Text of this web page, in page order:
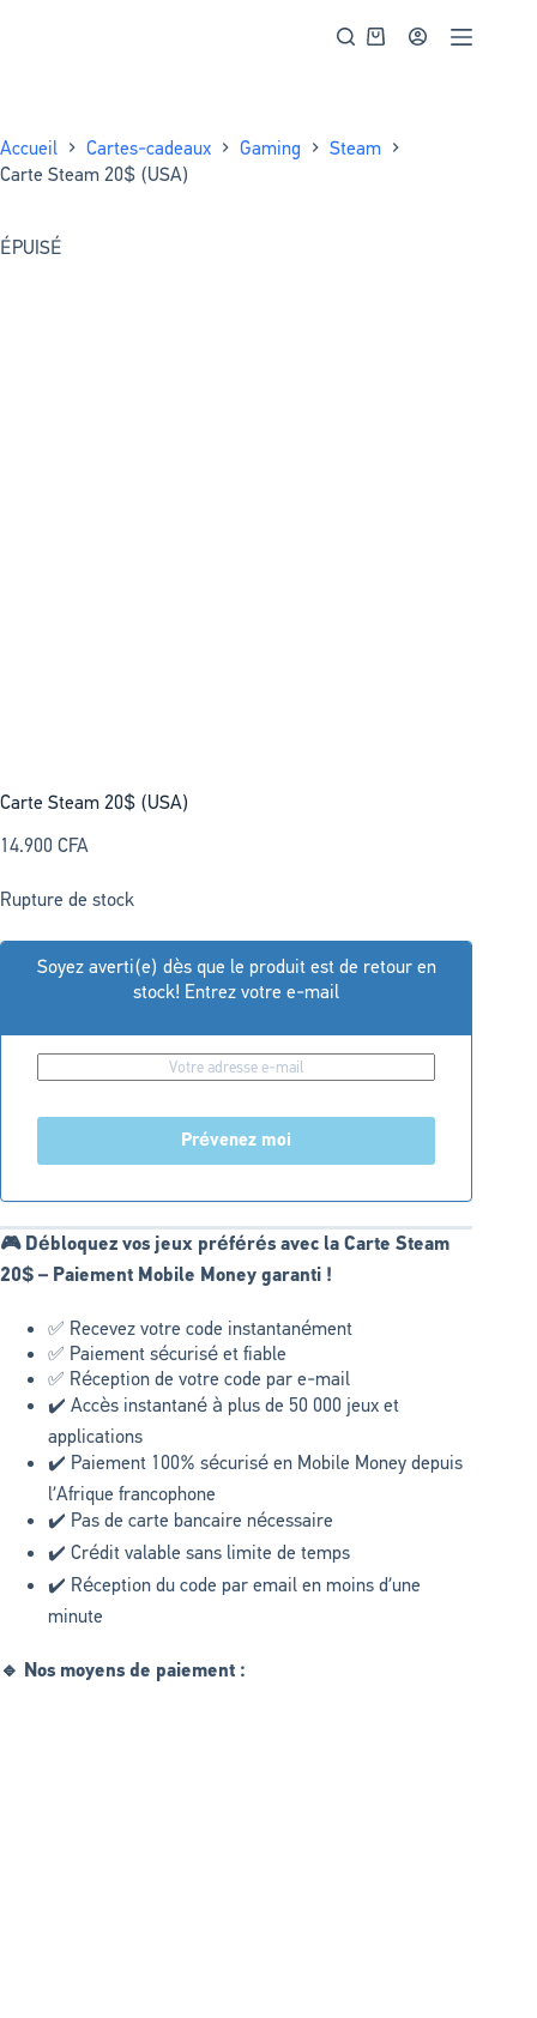
Accueil Cartes-cadeaux Gaming
Steam
Carte Steam 20$ (USA)
ÉPUISÉ
Carte Steam 20$ (USA)
14.900 CFA
Rupture de stock
Soyez averti(e) dès que le produit est de retour en
stock! Entrez votre e-mail
Prévenez moi
🎮 Débloquez vos jeux préférés avec la Carte Steam
20$ – Paiement Mobile Money garanti !
✅ Recevez votre code instantanément
✅ Paiement sécurisé et fiable
✅ Réception de votre code par e-mail
✔️ Accès instantané à plus de 50 000 jeux et
applications
✔️ Paiement 100% sécurisé en Mobile Money depuis
l’Afrique francophone
✔️ Pas de carte bancaire nécessaire
✔️ Crédit valable sans limite de temps
✔️ Réception du code par email en moins d’une
minute
🔹 Nos moyens de paiement :